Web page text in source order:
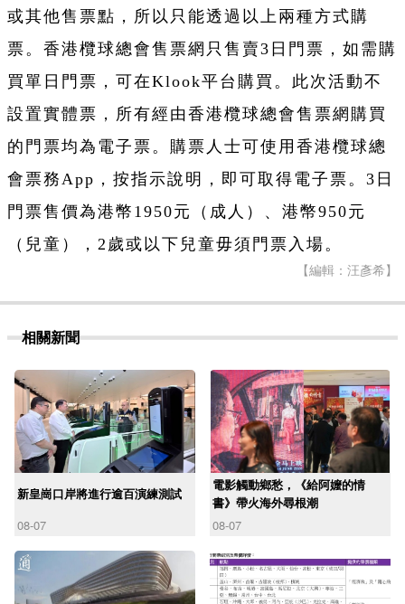
或其他售票點，所以只能透過以上兩種方式購
票。香港欖球總會售票網只售賣3日門票，如需購
買單日門票，可在Klook平台購買。此次活動不
設置實體票，所有經由香港欖球總會售票網購買
的門票均為電子票。購票人士可使用香港欖球總
會票務App，按指示說明，即可取得電子票。3日
門票售價為港幣1950元（成人）、港幣950元
（兒童），2歲或以下兒童毋須門票入場。
【編輯：汪彥希】
相關新聞
新皇崗口岸將進行逾百演練測試
08-07
電影觸動鄉愁，《給阿嬤的情
書》帶火海外尋根潮
08-07